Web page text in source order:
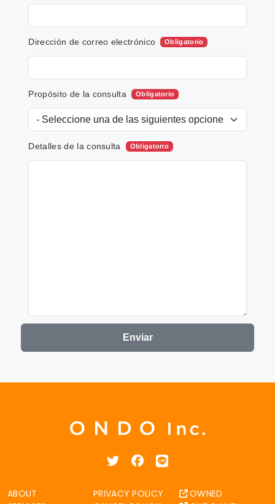
Dirección de correo electrónico Obligatorio
Propósito de la consulta Obligatorio
Detalles de la consulta Obligatorio
ABOUT
PRIVACY POLICY
OWNED